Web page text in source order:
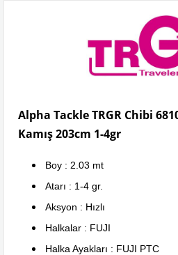
Alpha Tackle TRGR Chibi
Kamış 203cm 1-4gr
Boy : 2.03 mt
Atarı : 1-4 gr.
Aksyon : Hızlı
Halkalar : FUJI
Halka Ayakları : FUJI PTC